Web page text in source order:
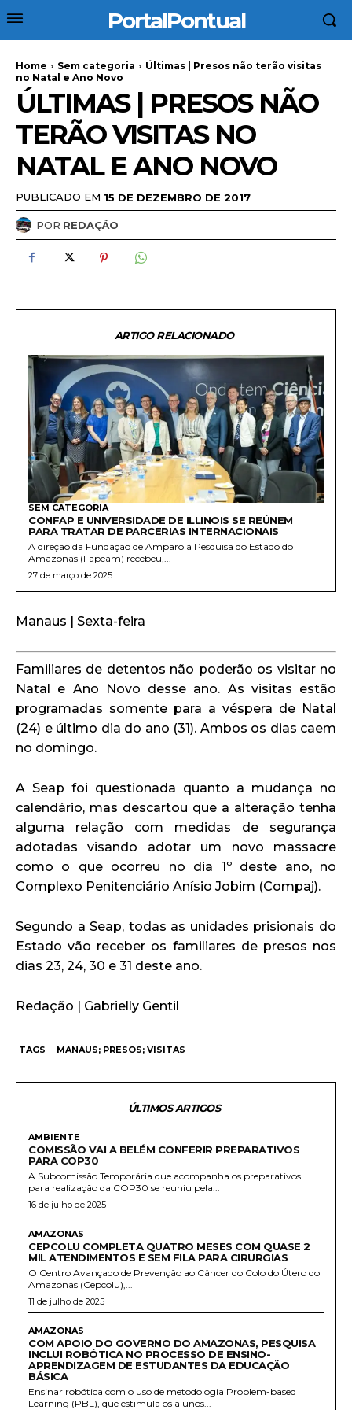
PortalPontual
Home Sem categoria
Últimas | Presos não terão visitas
no Natal e Ano Novo
ÚLTIMAS | PRESOS NÃO
TERÃO VISITAS NO
NATAL E ANO NOVO
PUBLICADO EM 15 DE DEZEMBRO DE 2017
POR REDAÇÃO
ARTIGO RELACIONADO
SEM CATEGORIA
CONFAP E UNIVERSIDADE DE ILLINOIS SE REÚNEM
PARA TRATAR DE PARCERIAS INTERNACIONAIS
A direção da Fundação de Amparo à Pesquisa do Estado do
Amazonas (Fapeam) recebeu,...
27 de março de 2025
Manaus | Sexta-feira
Familiares de detentos não poderão os visitar no
Natal e Ano Novo desse ano. As visitas estão
programadas somente para a véspera de Natal
(24) e último dia do ano (31). Ambos os dias caem
no domingo.
A Seap foi questionada quanto a mudança no
calendário, mas descartou que a alteração tenha
alguma relação com medidas de segurança
adotadas visando adotar um novo massacre
como o que ocorreu no dia 1º deste ano, no
Complexo Penitenciário Anísio Jobim (Compaj).
Segundo a Seap, todas as unidades prisionais do
Estado vão receber os familiares de presos nos
dias 23, 24, 30 e 31 deste ano.
Redação | Gabrielly Gentil
TAGS MANAUS; PRESOS; VISITAS
ÚLTIMOS ARTIGOS
AMBIENTE
COMISSÃO VAI A BELÉM CONFERIR PREPARATIVOS
PARA COP30
A Subcomissão Temporária que acompanha os preparativos
para realização da COP30 se reuniu pela...
16 de julho de 2025
AMAZONAS
CEPCOLU COMPLETA QUATRO MESES COM QUASE 2
MIL ATENDIMENTOS E SEM FILA PARA CIRURGIAS
O Centro Avançado de Prevenção ao Câncer do Colo do Útero do
Amazonas (Cepcolu),...
11 de julho de 2025
AMAZONAS
COM APOIO DO GOVERNO DO AMAZONAS, PESQUISA
INCLUI ROBÓTICA NO PROCESSO DE ENSINO-
APRENDIZAGEM DE ESTUDANTES DA EDUCAÇÃO
BÁSICA
Ensinar robótica com o uso de metodologia Problem-based
Learning (PBL), que estimula os alunos...